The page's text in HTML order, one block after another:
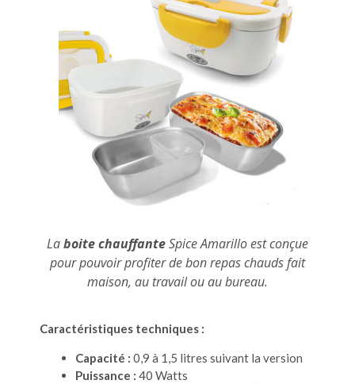
Laboite chauffanteSpice Amarillo est conçue
pour pouvoir profiter de bon repas chauds fait
maison, au travail ou au bureau.
Caractéristiques techniques :
Capacité : 0,9 à 1,5 litres suivant la version
Puissance : 40 Watts